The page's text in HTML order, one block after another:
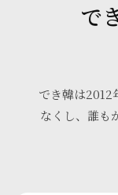
で
でき韓は2012
なくし、誰も